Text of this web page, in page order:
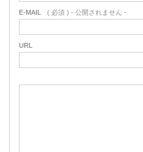
E-MAIL ( 必須 ) - 公開されません -
URL